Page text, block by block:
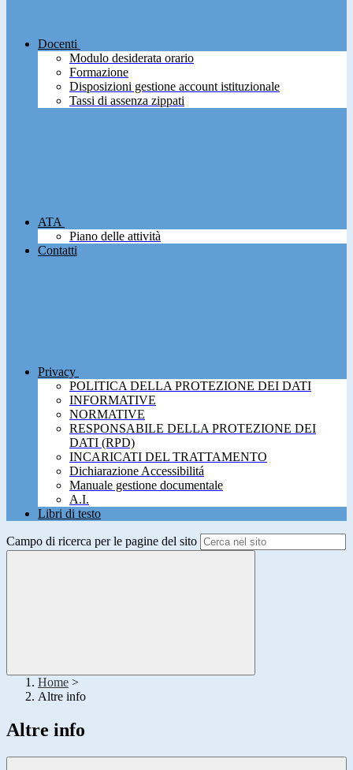
Docenti
Modulo desiderata orario
Formazione
Disposizioni gestione account istituzionale
Tassi di assenza zippati
ATA
Piano delle attività
Contatti
Privacy
POLITICA DELLA PROTEZIONE DEI DATI
INFORMATIVE
NORMATIVE
RESPONSABILE DELLA PROTEZIONE DEI
DATI (RPD)
INCARICATI DEL TRATTAMENTO
Dichiarazione Accessibilitá
Manuale gestione documentale
A.I.
Libri di testo
Campo di ricerca per le pagine del sito
Home >
Altre info
Altre info